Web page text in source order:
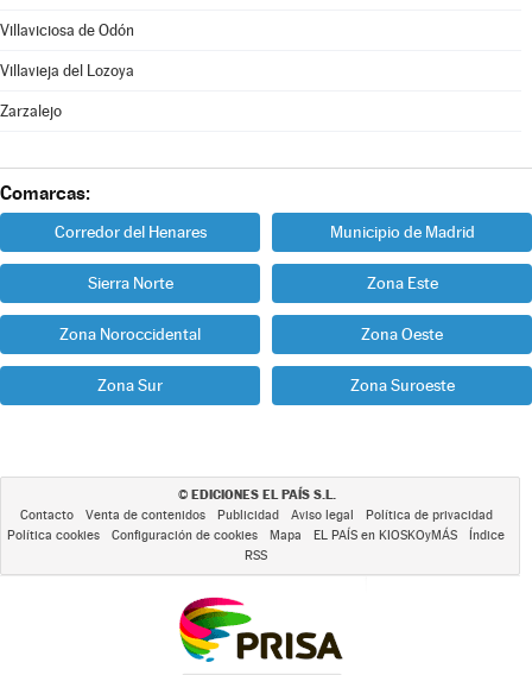
Villaviciosa de Odón
Villavieja del Lozoya
Zarzalejo
Comarcas:
Corredor del Henares Municipio de Madrid
Sierra Norte Zona Este
Zona Noroccidental Zona Oeste
Zona Sur Zona Suroeste
© EDICIONES EL PAÍS S.L.
Contacto Venta de contenidos Publicidad Aviso legal
Política de privacidad
Política cookies
Configuración de cookies Mapa EL PAÍS en KIOSKOyMÁS
Índice
RSS